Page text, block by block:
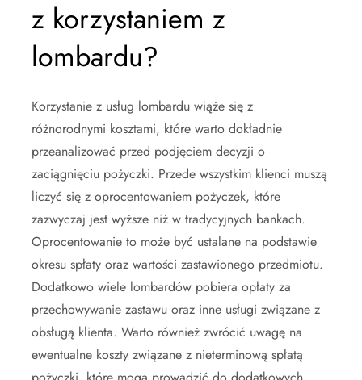
z korzystaniem z
lombardu?
Korzystanie z usług lombardu wiąże się z
różnorodnymi kosztami, które warto dokładnie
przeanalizować przed podjęciem decyzji o
zaciągnięciu pożyczki. Przede wszystkim klienci muszą
liczyć się z oprocentowaniem pożyczek, które
zazwyczaj jest wyższe niż w tradycyjnych bankach.
Oprocentowanie to może być ustalane na podstawie
okresu spłaty oraz wartości zastawionego przedmiotu.
Dodatkowo wiele lombardów pobiera opłaty za
przechowywanie zastawu oraz inne usługi związane z
obsługą klienta. Warto również zwrócić uwagę na
ewentualne koszty związane z nieterminową spłatą